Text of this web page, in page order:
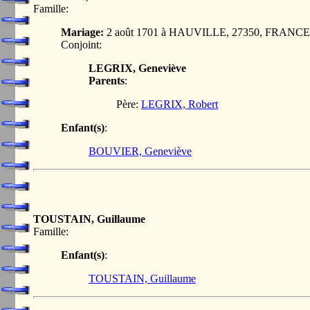
Famille:
Mariage: 2 août 1701 à HAUVILLE, 27350, FRANCE
Conjoint:
LEGRIX, Geneviève
Parents:
Père: LEGRIX, Robert
Enfant(s):
BOUVIER, Geneviève
TOUSTAIN, Guillaume
Famille:
Enfant(s):
TOUSTAIN, Guillaume